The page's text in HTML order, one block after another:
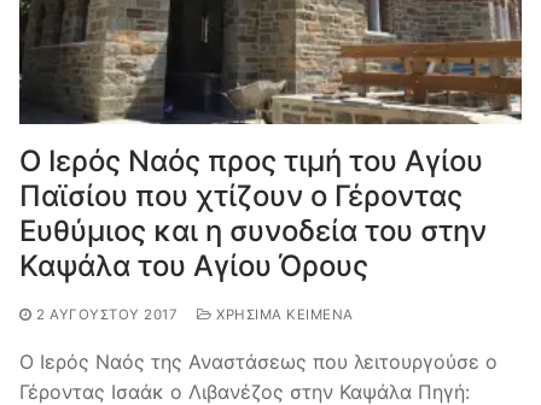
Ο Ιερός Ναός προς τιμή του Αγίου
Παϊσίου που χτίζουν ο Γέροντας
Ευθύμιος και η συνοδεία του στην
Καψάλα του Αγίου Όρους
2 ΑΥΓΟΎΣΤΟΥ 2017 ΧΡΉΣΙΜΑ ΚΕΊΜΕΝΑ
Ο Ιερός Ναός της Αναστάσεως που λειτουργούσε ο
Γέροντας Ισαάκ ο Λιβανέζος στην Καψάλα Πηγή: